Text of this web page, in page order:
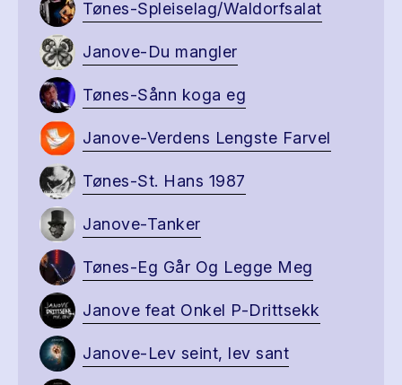
Tønes-Spleiselag/Waldorfsalat
Janove-Du mangler
Tønes-Sånn koga eg
Janove-Verdens Lengste Farvel
Tønes-St. Hans 1987
Janove-Tanker
Tønes-Eg Går Og Legge Meg
Janove feat Onkel P-Drittsekk
Janove-Lev seint, lev sant